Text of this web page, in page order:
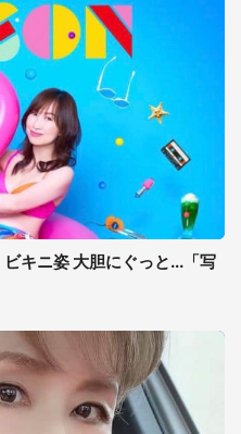
キニ姿 大胆にぐっと...「写